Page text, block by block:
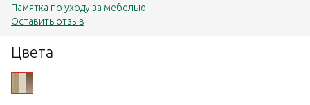
Цвета
Памятка по уходу за мебелью
Оставить отзыв